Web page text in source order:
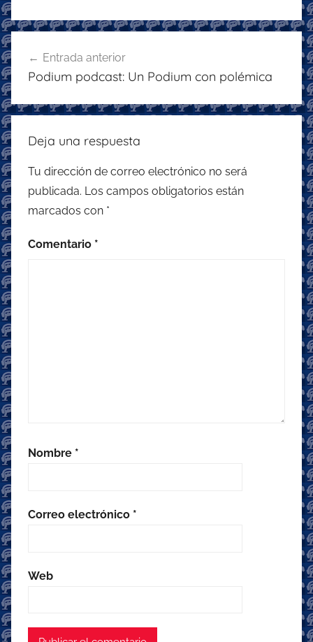
er e
b
o
o
k
s
A
p
p
gr
a
l
Navegación
de
entradas
Entrada anterior
Podium podcast: Un Podium con polémica
Deja una respuesta
Tu dirección de correo electrónico no será
publicada. Los campos obligatorios están
marcados con *
Comentario *
Nombre *
Correo electrónico *
Web